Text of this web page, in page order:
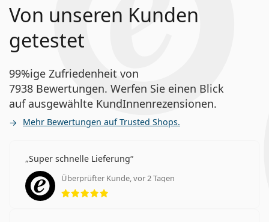
Von unseren Kunden
getestet
99%ige Zufriedenheit von
7938 Bewertungen. Werfen Sie einen Blick
auf ausgewählte KundInnenrezensionen.
Mehr Bewertungen auf Trusted Shops.
Super schnelle Lieferung
Überprüfter Kunde, vor 2 Tagen
Bewertung 5 aus 5